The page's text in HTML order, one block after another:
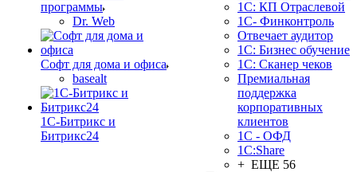
программы
Dr. Web
Софт для дома и офиса
basealt
1С-Битрикс и
Битрикс24
1С: КП Отраслевой
1С- Финконтроль
Отвечает аудитор
1С: Бизнес обучение
1С: Сканер чеков
Премиальная
поддержка
корпоративных
клиентов
1С - ОФД
1С:Share
+ ЕЩЕ 56